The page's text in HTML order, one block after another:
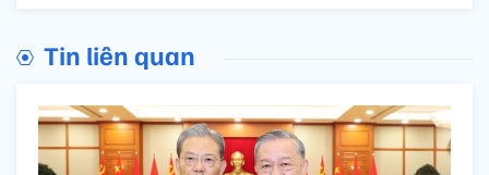
Tin liên quan